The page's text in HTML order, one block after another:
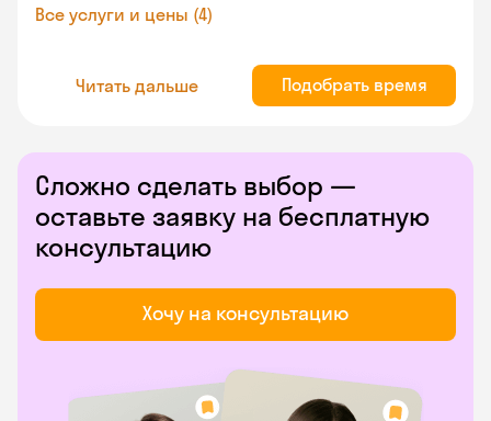
Все услуги и цены (4)
Читать дальше Подобрать время
Сложно сделать выбор —
оставьте заявку на бесплатную
консультацию
Хочу на консультацию